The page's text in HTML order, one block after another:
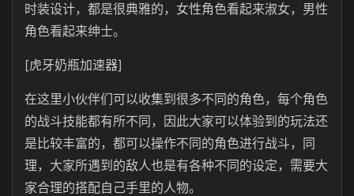
时装设计，都是很典雅的，女性角色看起来淑女，男性
角色看起来绅士。
[虎牙奶瓶加速器]
在这里小伙伴们可以收集到很多不同的角色，每个角色
的战斗技能都有所不同，因此大家可以体验到的玩法还
是比较丰富的，都可以操作不同的角色进行战斗，同
理，大家所遇到的敌人也是有各种不同的设定，需要大
家合理的搭配自己手里的人物。